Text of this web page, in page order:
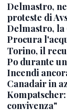
Delmastro,
proteste di
Delmastro,
Procura
Torino, il
Po durante
Incendi
Canadair in
convivenza"